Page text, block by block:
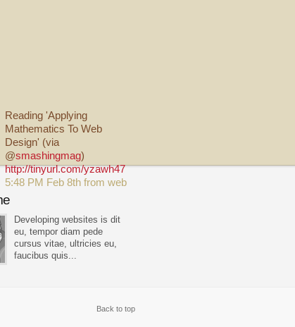
Reading 'Applying
Mathematics To Web
Design' (via
@smashingmag)
http://tinyurl.com/yzawh47
5:48 PM Feb 8th from web
Developing websites is dit
eu, tempor diam pede
cursus vitae, ultricies eu,
faucibus quis...
Back to top